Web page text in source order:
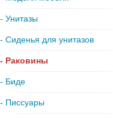
- Унитазы
- Сиденья для унитазов
- Раковины
- Биде
- Писсуары